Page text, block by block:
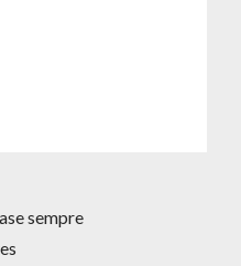
sempre